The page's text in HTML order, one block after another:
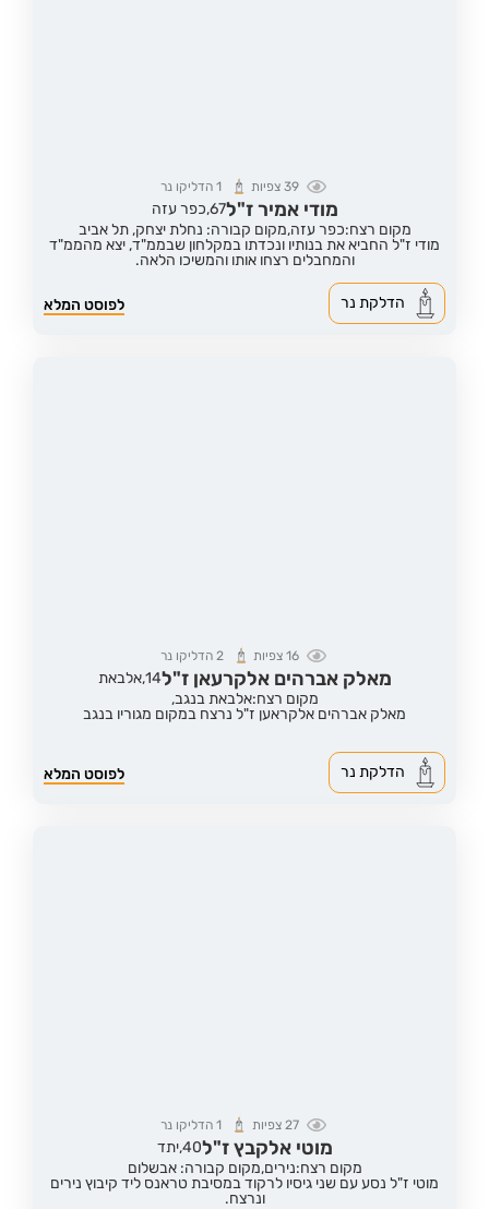
39צפיות 1 הדליקו נר
מודי אמיר ז"ל67, כפר עזה
מקום רצח:כפר עזה,מקום קבורה: נחלת יצחק, תל אביב
מודי ז"ל החביא את בנותיו ונכדתו במקלחון שבממ"ד, יצא מהממ"ד
והמחבלים רצחו אותו והמשיכו הלאה.
לפוסט המלא הדלקת נר
16צפיות 2 הדליקו נר
מאלק אברהים אלקרעאן ז"ל14,אלבאת
מקום רצח:אלבאת בנגב,
מאלק אברהים אלקראען ז"ל נרצח במקום מגוריו בנגב
לפוסט המלא הדלקת נר
27 צפיות 1הדליקו נר
מוטי אלקבץ ז"ל40,יתד
מקום רצח:נירים,מקום קבורה: אבשלום
מוטי ז"ל נסע עם שני גיסיו לרקוד במסיבת טראנס ליד קיבוץ נירים
ונרצח.